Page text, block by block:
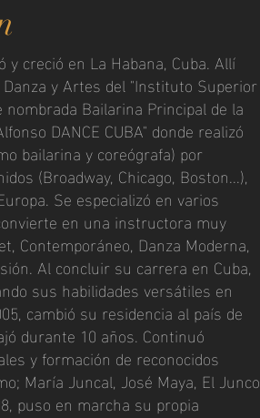
y creció en La Habana, Cuba. Allí
y Artes del "Instituto Superior
Bailarina Principal de la
DANCE CUBA" donde realizó
bailarina y coreógrafa) por
(Broadway, Chicago, Boston...),
Se especializó en varios
en una instructora muy
Contemporáneo, Danza Moderna,
Al concluir su carrera en Cuba,
sus habilidades versátiles en
cambió su residencia al país de
durante 10 años. Continuó
y formación de reconocidos
María Juncal, José Maya, El Junco
puso en marcha su propia